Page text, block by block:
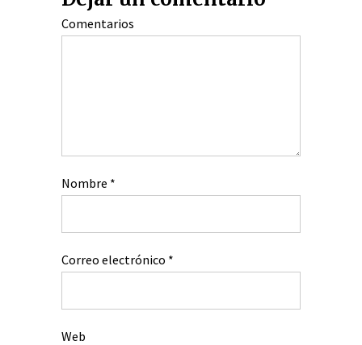
Comentarios
Nombre *
Correo electrónico *
Web